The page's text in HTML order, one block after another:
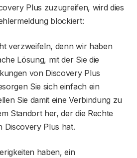
Plus zuzugreifen, wird dies
blockiert:
verzweifeln, denn wir haben
Lösung, mit der Sie die
von Discovery Plus
Sie sich einfach ein
Sie damit eine Verbindung zu
Standort her, der die Rechte
Discovery Plus hat.
haben, ein